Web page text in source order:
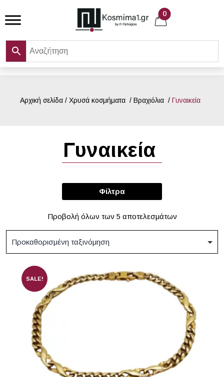
to
0
Αρχική σελίδα / Χρυσά κοσμήματα / Βραχιόλια / Γυναικεία
Γυναικεία
Φίλτρα
Προβολή όλων των 5 αποτελεσμάτων
SALE!